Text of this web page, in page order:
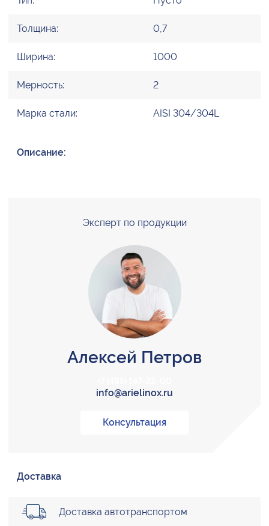
Толщина: 0,7
Ширина: 1000
Мерность: 2
Марка стали: AISI 304/304L
Описание:
Эксперт по продукции
Алексей Петров
info@arielinox.ru
Консультация
Доставка
Доставка автотранспортом